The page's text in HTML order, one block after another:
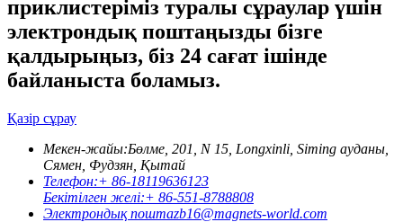
приклистеріміз туралы сұраулар үшін
электрондық поштаңызды бізге
қалдырыңыз, біз 24 сағат ішінде
байланыста боламыз.
Қазір сұрау
Мекен-жайы:Бөлме, 201, N 15, Longxinli, Siming ауданы,
Сямен, Фудзян, Қытай
Телефон:+ 86-18119636123
Бекітілген желі:+ 86-551-8788808
Электрондық поштаzb16@magnets-world.com